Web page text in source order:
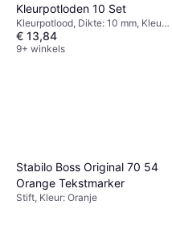
Kleurpotloden 10 Set
Kleurpotlood, Dikte: 10 mm, Kleur:
Multikleur
€ 13,84
9+ winkels
Stabilo Boss Original 70 54
Orange Tekstmarker
Stift, Kleur: Oranje